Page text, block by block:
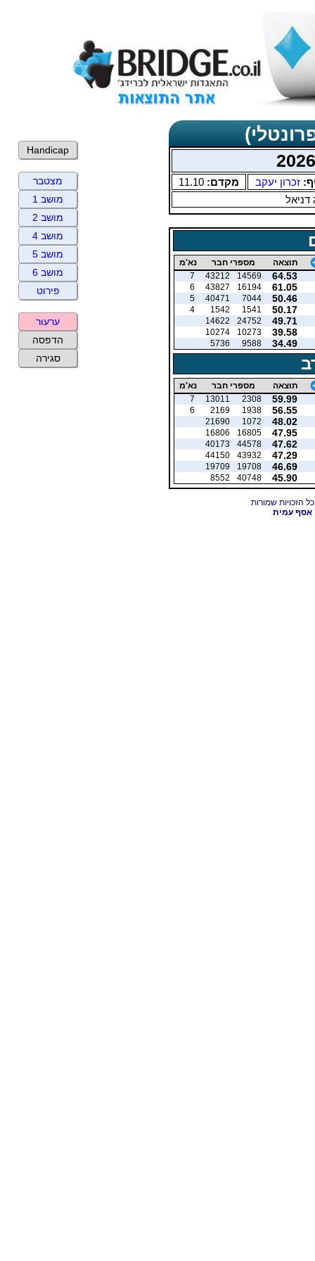
זכרון יעקב מקדם: 11.10
דניאל
תוצאה מספרי חבר נא'מ
64.53
14569
43212
7
61.05
16194
43827
6
50.46
7044
40471
5
50.17
1541
1542
4
49.71
24752
14622
39.58
10273
10274
34.49
9588
5736
תוצאה מספרי חבר נא'מ
59.99
2308
13011
7
56.55
1938
2169
6
48.02
1072
21690
47.95
16805
16806
47.62
44578
40173
47.29
43932
44150
46.69
19708
19709
45.90
40748
8552
אסף עמית
Handicap
מצטבר
מושב 1
מושב 2
מושב 4
מושב 5
מושב 6
פירוט
ערעור
הדפסה
סגירה